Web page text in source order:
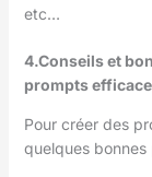
etc…
4.Conseils et
prompts
Pour créer des
quelques bonnes